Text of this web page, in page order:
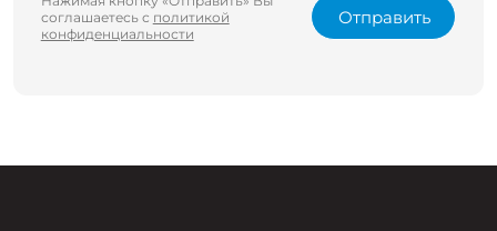
соглашаетесь с политикой
конфиденциальности
Отправить